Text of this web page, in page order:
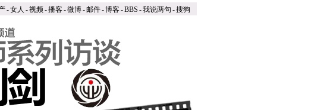
-女人 -视频-播客-微博-邮件-博客-BBS -我说两句 -搜狗